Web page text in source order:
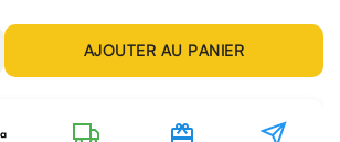
AJOUTER AU PANIER